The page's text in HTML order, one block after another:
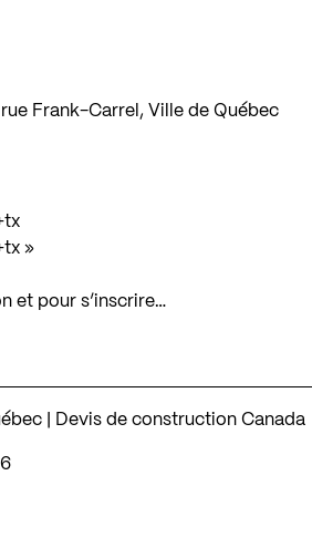
Frank-Carrel, Ville de Québec
»
et pour s’inscrire…
| Devis de construction Canada